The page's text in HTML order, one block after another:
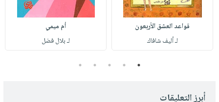
قواعد العشق الأربعون
لـ أليف شافاك
أم ميمي
لـ بلال فضل
1
2
3
4
5
أبرز التعليقات